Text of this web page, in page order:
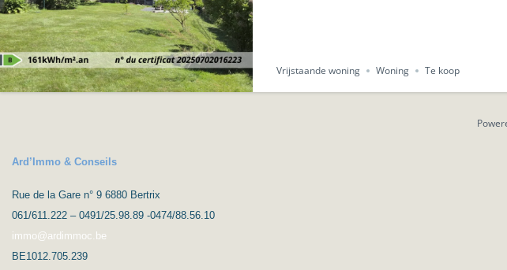
Vrijstaande woning Woning Te koop
Ard’Immo & Conseils
Rue de la Gare n° 9 6880 Bertrix
061/611.222 – 0491/25.98.89 -0474/88.56.10
immo@ardimmoc.be
BE1012.705.239